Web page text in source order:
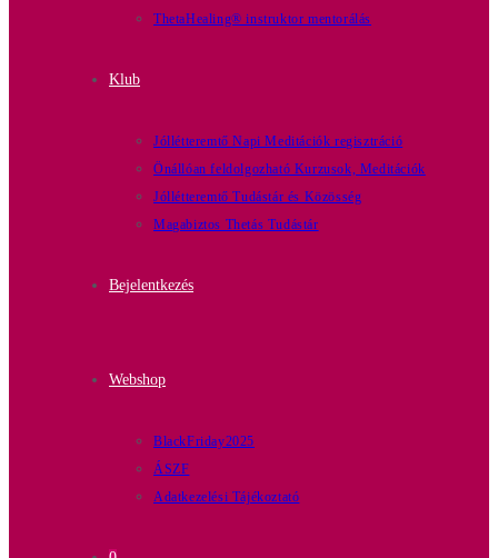
ThetaHealing® instruktor mentorálás
Klub
Jóllétteremtő Napi Meditációk regisztráció
Önállóan feldolgozható Kurzusok, Meditációk
Jóllétteremtő Tudástár és Közösség
Magabiztos Thetás Tudástár
Bejelentkezés
Webshop
BlackFriday2025
ÁSZF
Adatkezelési Tájékoztató